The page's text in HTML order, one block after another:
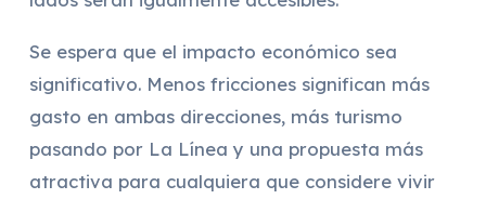
Se espera que el impacto económico sea
significativo. Menos fricciones significan más
gasto en ambas direcciones, más turismo
pasando por La Línea y una propuesta más
atractiva para cualquiera que considere vivir